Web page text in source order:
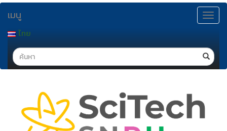
ข้าม
ไป
เนื้อหา
Toggle
เมนู
ไทย
Search